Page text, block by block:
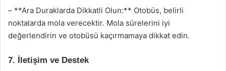
– **Ara Duraklarda Dikkatli Olun:** Otobüs, belirli
noktalarda mola verecektir. Mola sürelerini iyi
değerlendirin ve otobüsü kaçırmamaya dikkat edin.
7. İletişim ve Destek